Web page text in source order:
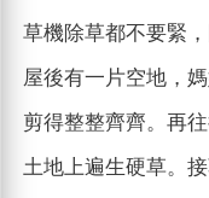
草機除草都不要緊
屋後有一片空地，
剪得整整齊齊。再
土地上遍生硬草。